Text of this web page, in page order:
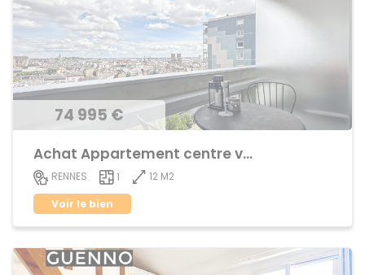
74 995 €
Achat Appartement centre ville
RENNES 1
12 M2
Voir le bien